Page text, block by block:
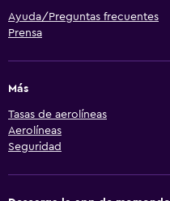
Ayuda/Preguntas frecuentes
Prensa
Más
Tasas de aerolíneas
Aerolíneas
Seguridad